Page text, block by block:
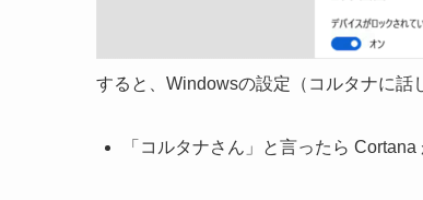
すると、Windowsの設定（コルタナに話
「コルタナさん」と言ったら